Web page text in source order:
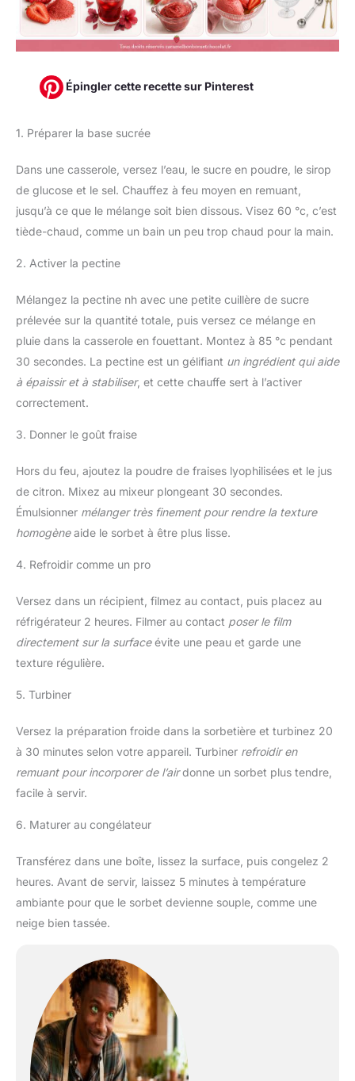
Épingler cette recette sur Pinterest
1. Préparer la base sucrée
Dans une casserole, versez l’eau, le sucre en poudre, le sirop
de glucose et le sel. Chauffez à feu moyen en remuant,
jusqu’à ce que le mélange soit bien dissous. Visez 60 °c, c’est
tiède-chaud, comme un bain un peu trop chaud pour la main.
2. Activer la pectine
Mélangez la pectine nh avec une petite cuillère de sucre
prélevée sur la quantité totale, puis versez ce mélange en
pluie dans la casserole en fouettant. Montez à 85 °c pendant
30 secondes. La pectine est un gélifiant un ingrédient qui aide
à épaissir et à stabiliser, et cette chauffe sert à l’activer
correctement.
3. Donner le goût fraise
Hors du feu, ajoutez la poudre de fraises lyophilisées et le jus
de citron. Mixez au mixeur plongeant 30 secondes.
Émulsionner mélanger très finement pour rendre la texture
homogèneaide le sorbet à être plus lisse.
4. Refroidir comme un pro
Versez dans un récipient, filmez au contact, puis placez au
réfrigérateur 2 heures. Filmer au contact poser le film
directement sur la surfaceévite une peau et garde une
texture régulière.
5. Turbiner
Versez la préparation froide dans la sorbetière et turbinez 20
à 30 minutes selon votre appareil. Turbiner refroidir en
remuant pour incorporer de l’airdonne un sorbet plus tendre,
facile à servir.
6. Maturer au congélateur
Transférez dans une boîte, lissez la surface, puis congelez 2
heures. Avant de servir, laissez 5 minutes à température
ambiante pour que le sorbet devienne souple, comme une
neige bien tassée.